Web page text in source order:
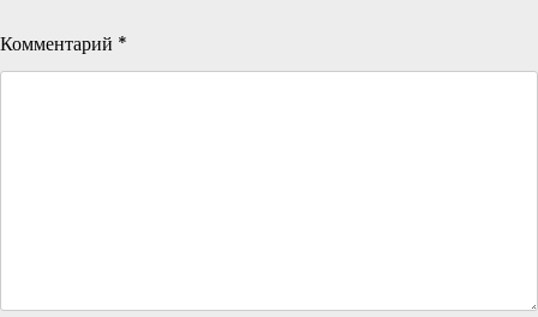
Комментарий *